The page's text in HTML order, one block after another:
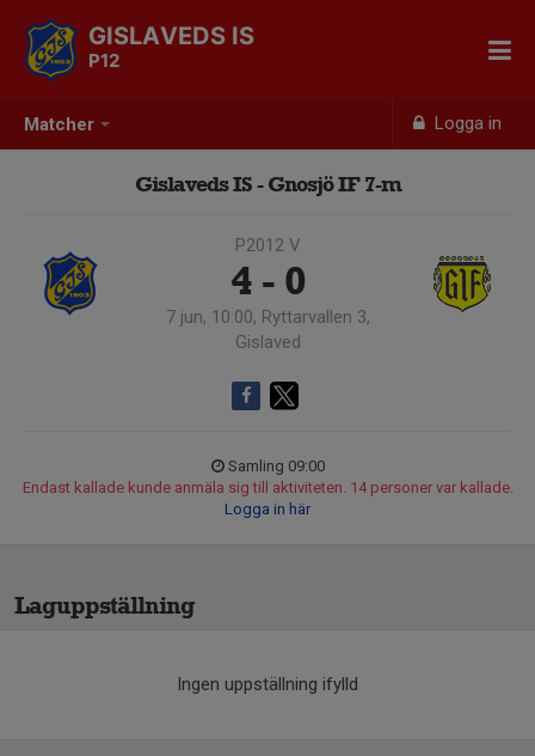
Matcher Logga in
GISLAVEDS IS
P12
Gislaveds IS - Gnosjö IF 7-m
P2012 V
4 - 0
7 jun, 10:00, Ryttarvallen 3,
Gislaved
Samling 09:00
Endast kallade kunde anmäla sig till aktiviteten. 14 personer var kallade.
Logga in här
Laguppställning
Ingen uppställning ifylld